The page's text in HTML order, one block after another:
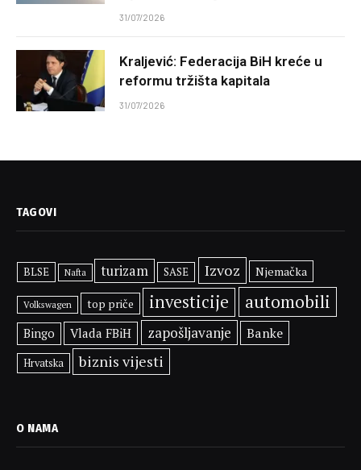
31/07/2026
Kraljević: Federacija BiH kreće u
reformu tržišta kapitala
31/07/2026
TAGOVI
BLSE Nafta turizam SASE Izvoz Njemačka
Volkswagen top priče investicije automobili
Bingo Vlada FBiH zapošljavanje Banke
Hrvatska biznis vijesti
O NAMA